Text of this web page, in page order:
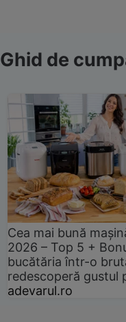
Ghid de
Cea mai bună
2026 – Top 5 +
bucătăria într-o
redescoperă gustul
adevarul.ro